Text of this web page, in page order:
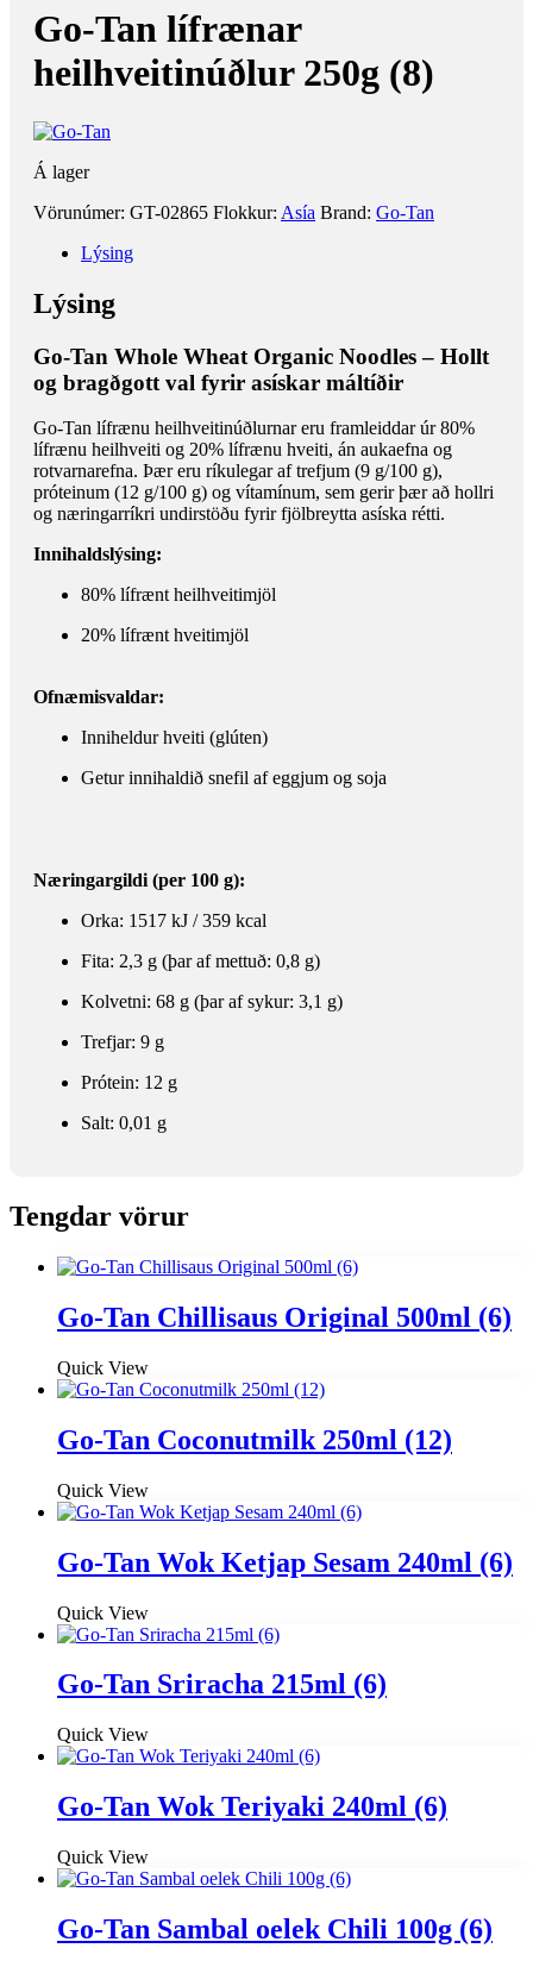
Go-Tan lífrænar
heilhveitinúðlur 250g (8)
Á lager
Vörunúmer: GT-02865 Flokkur: Asía Brand: Go-Tan
Lýsing
Lýsing
Go-Tan Whole Wheat Organic Noodles – Hollt
og bragðgott val fyrir asískar máltíðir
Go-Tan lífrænu heilhveitinúðlurnar eru framleiddar úr 80%
lífrænu heilhveiti og 20% lífrænu hveiti, án aukaefna og
rotvarnarefna. Þær eru ríkulegar af trefjum (9 g/100 g),
próteinum (12 g/100 g) og vítamínum, sem gerir þær að hollri
og næringarríkri undirstöðu fyrir fjölbreytta asíska rétti.
Innihaldslýsing:
80% lífrænt heilhveitimjöl
20% lífrænt hveitimjöl​
Ofnæmisvaldar:
Inniheldur hveiti (glúten)
Getur innihaldið snefil af eggjum og soja
Næringargildi (per 100 g):
Orka: 1517 kJ / 359 kcal
Fita: 2,3 g (þar af mettuð: 0,8 g)
Kolvetni: 68 g (þar af sykur: 3,1 g)
Trefjar: 9 g
Prótein: 12 g
Salt: 0,01 g
Tengdar vörur
Go-Tan Chillisaus Original 500ml (6)
Quick View
Go-Tan Coconutmilk 250ml (12)
Quick View
Go-Tan Wok Ketjap Sesam 240ml (6)
Quick View
Go-Tan Sriracha 215ml (6)
Quick View
Go-Tan Wok Teriyaki 240ml (6)
Quick View
Go-Tan Sambal oelek Chili 100g (6)